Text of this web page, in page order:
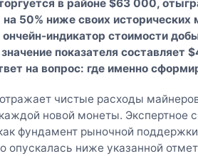
в районе $63 000,
на 50% ниже своих
ончейн-индикатор стоимости
показателя составляет
на вопрос: где именно
чистые расходы
новой монеты. Экспертное
фундамент рыночной
опускалась ниже указанной